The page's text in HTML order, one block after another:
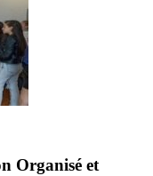
Organisé et